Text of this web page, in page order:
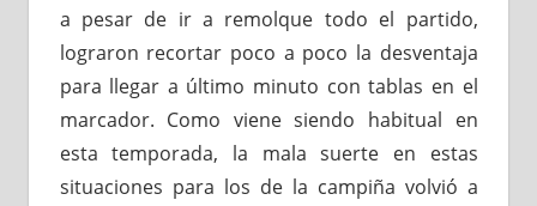
a pesar de ir a remolque todo el partido,
lograron recortar poco a poco la desventaja
para llegar a último minuto con tablas en el
marcador. Como viene siendo habitual en
esta temporada, la mala suerte en estas
situaciones para los de la campiña volvió a